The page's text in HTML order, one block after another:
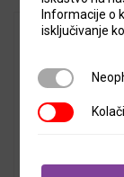
Informacije o
isključivanje
Neophodni
Kolačići